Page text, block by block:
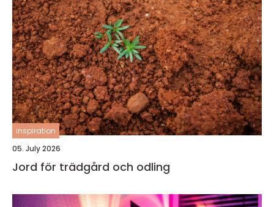
inspiration
05. July 2026
Jord för trädgård och odling